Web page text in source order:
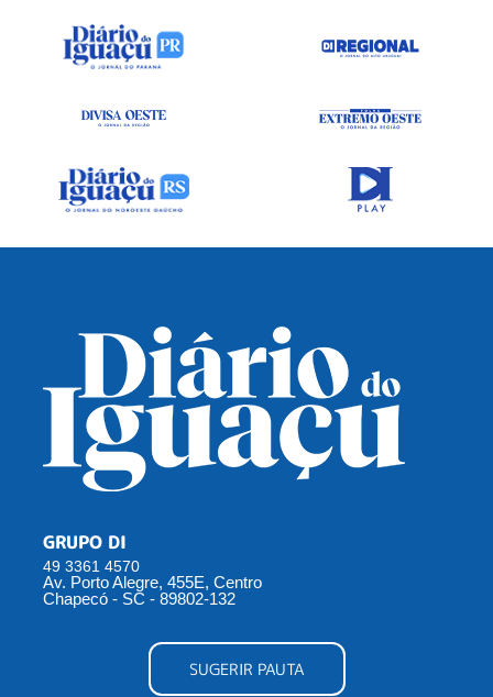
GRUPO DI
49 3361 4570
Av. Porto Alegre, 455E, Centro
Chapecó - SC - 89802-132
SUGERIR PAUTA